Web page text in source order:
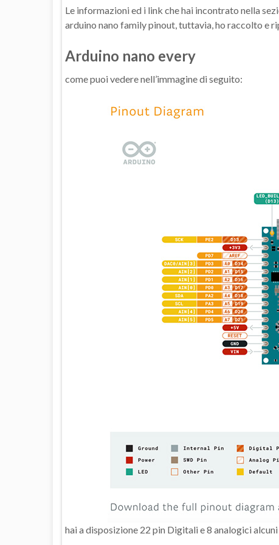
Le informazioni ed i link che hai incontrato nella
arduino nano family pinout, tuttavia, ho raccolto e
Arduino nano every
come puoi vedere nell’immagine di seguito:
hai a disposizione 22 pin Digitali e 8 analogici